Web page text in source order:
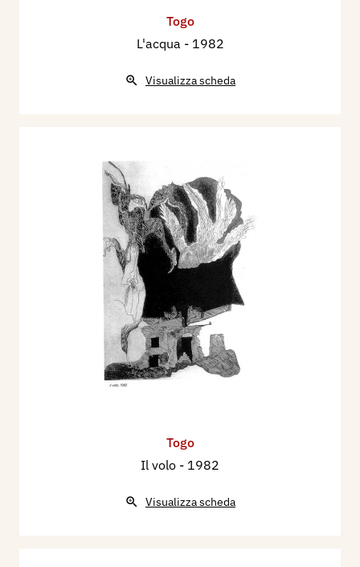
Togo
L'acqua - 1982
Visualizza scheda
Togo
Il volo - 1982
Visualizza scheda